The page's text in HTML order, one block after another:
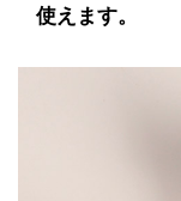
使えます。